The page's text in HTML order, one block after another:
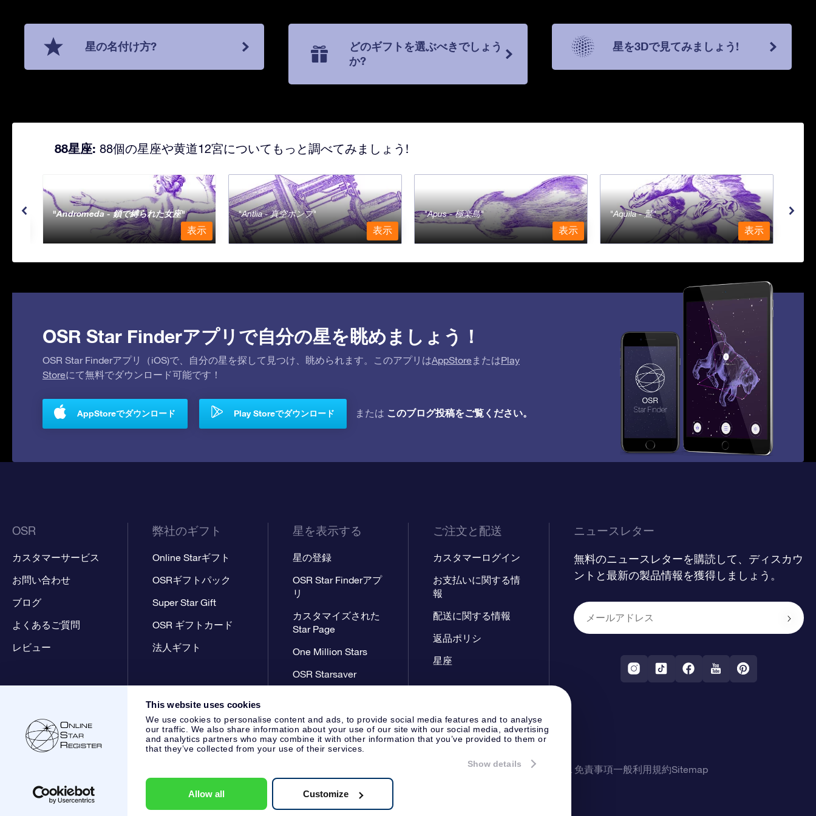
This website uses cookies
We use cookies to personalise content and ads, to provide social media features and to analyse
our traffic. We also share information about your use of our site with our social media, advertising
and analytics partners who may combine it with other information that you’ve provided to them or
that they’ve collected from your use of their services.
Show details
Allow all Customize
星の名付け方?
どのギフトを選ぶべきでしょう
か?
星を3Dで見てみましょう!
88星座: 88個の星座や黄道12宮についてもっと調べてみましょう!
Andromeda - 鎖で縛られた女座
表示
Antlia - 真空ポンプ
表示
Apus - 極楽鳥
表示
Aquila - 鷲
表示
OSR Star Finderアプリで自分の星を眺めましょう！
OSR Star Finderアプリ（iOS)で、自分の星を探して見つけ、眺められます。このアプリはAppStore またはPlay
Storeにて無料でダウンロード可能です！
AppStoreでダウンロード Play Storeでダウンロード または このブログ投稿をご覧ください。
OSR
カスタマーサービス
お問い合わせ
ブログ
よくあるご質問
レビュー
弊社のギフト
Online Starギフト
OSRギフトパック
Super Star Gift
OSR ギフトカード
法人ギフト
星を表示する
星の登録
OSR Star Finderアプ
リ
カスタマイズされた
Star Page
One Million Stars
OSR Starsaver
ご注文と配送
カスタマーログイン
お支払いに関する情
報
配送に関する情報
返品ポリシ
星座
ニュースレター
無料のニュースレターを購読して、ディスカウ
ントと最新の製品情報を獲得しましょう。
カスタマーサービス:
KVK: 60333553, VAT: NL 8538.62.722B01
プライバシーポリシー & 免責事項一般利用規約Sitemap